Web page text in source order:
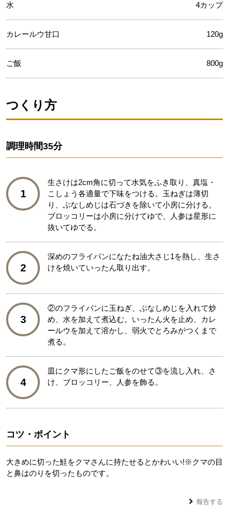
水 4カップ
カレールウ甘口 120g
ご飯 800g
つくり方
調理時間35分
1
生さけは2cm角に切って水気をふき取り、真塩・
こしょう各適量で下味をつける。玉ねぎは薄切
り、ぶなしめじは石づきを除いて小房に分ける。
ブロッコリーは小房に分けてゆで、人参は星形に
抜いてゆでる。
2
深めのフライパンになたね油大さじ1を熱し、生さ
けを焼いていったん取り出す。
3
②のフライパンに玉ねぎ、ぶなしめじを入れて炒
め、水を加えて煮込む。いったん火を止め、カレ
ールウを加えて溶かし、弱火でとろみがつくまで
煮る。
4
皿にクマ形にしたご飯をのせて③を流し入れ、さ
け、ブロッコリー、人参を飾る。
コツ・ポイント
大きめに切った鮭をクマさんに持たせるとかわいい!※クマの目
と鼻はのりを切ったものです。
報告する